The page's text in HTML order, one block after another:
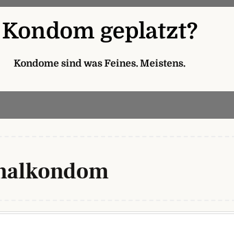
Kondom geplatzt?
Kondome sind was Feines. Meistens.